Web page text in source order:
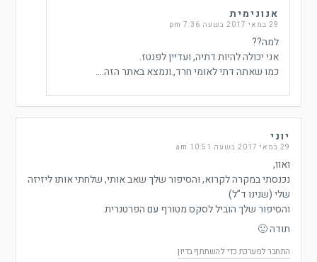
אנונימית
29 במאי 2017 בשעה 7:36 pm
למה??
אני יכולה להיות דתיה, ועדיין לפנטז.
כמו שאתה דתי לאומי חרד,.ונמצא באתר הזה….
יוני
29 במאי 2017 בשעה 10:51 am
ואוו,
נכנסתי במקרה לקרוא, והסיפור שלך שאב אותי, שלחתי אותו ליזיזה
שלי (שנינו ד”ל)
והסיפור שלך הוביל לסקס מטורף עם הפרטנרית
תודה 🙂
התחבר למערכת כדי להשתתף בדיון